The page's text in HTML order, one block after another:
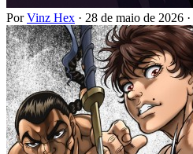
PorVinz Hex · 28 de maio de 2026 ·